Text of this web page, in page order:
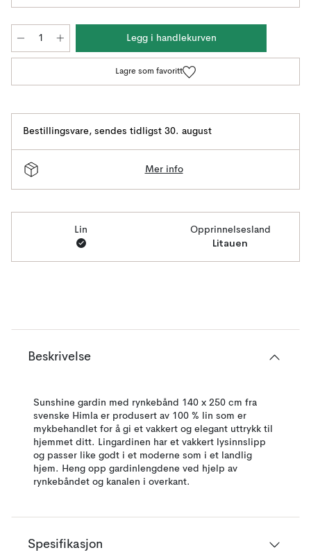
Legg i handlekurven
Lagre som favoritt
Bestillingsvare, sendes tidligst 30. august
Mer info
Lin Opprinnelsesland
Litauen
Beskrivelse
Sunshine gardin med rynkebånd 140 x 250 cm fra
svenske Himla er produsert av 100 % lin som er
mykbehandlet for å gi et vakkert og elegant uttrykk til
hjemmet ditt. Lingardinen har et vakkert lysinnslipp
og passer like godt i et moderne som i et landlig
hjem. Heng opp gardinlengdene ved hjelp av
rynkebåndet og kanalen i overkant.
Spesifikasjon